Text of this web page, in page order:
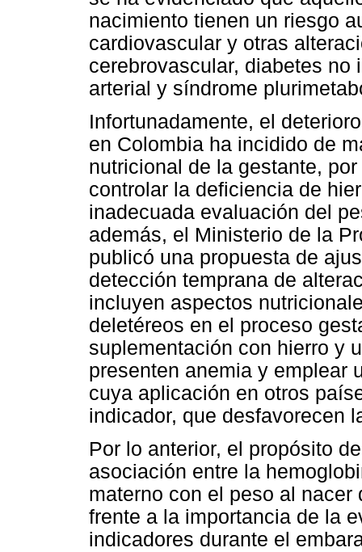
nacimiento tienen un riesgo
cardiovascular y otras
cerebrovascular, diabetes no
arterial y síndrome
Infortunadamente, el
en Colombia ha incidido de
nutricional de la gestante,
controlar la deficiencia de
inadecuada evaluación del
además, el Ministerio de la
publicó una propuesta de
detección temprana de
incluyen aspectos
deletéreos en el proceso
suplementación con hierro y
presenten anemia y emplear
cuya aplicación en otros
indicador, que desfavorecen
Por lo anterior, el propósito
asociación entre la
materno con el peso al
frente a la importancia de la
indicadores durante el